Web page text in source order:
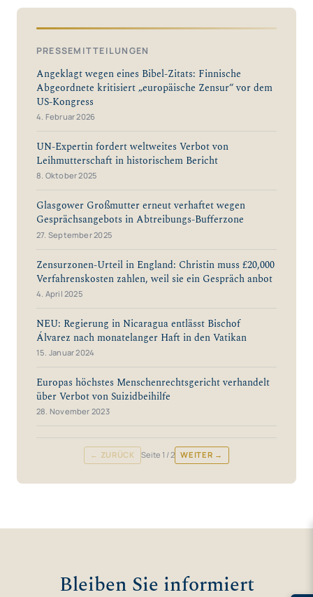
PRESSEMITTEILUNGEN
Angeklagt wegen eines Bibel-Zitats: Finnische
Abgeordnete kritisiert „europäische Zensur“ vor dem
US-Kongress
4. Februar 2026
UN-Expertin fordert weltweites Verbot von
Leihmutterschaft in historischem Bericht
8. Oktober 2025
Glasgower Großmutter erneut verhaftet wegen
Gesprächsangebots in Abtreibungs-Bufferzone
27. September 2025
Zensurzonen-Urteil in England: Christin muss £20,000
Verfahrenskosten zahlen, weil sie ein Gespräch anbot
4. April 2025
NEU: Regierung in Nicaragua entlässt Bischof
Álvarez nach monatelanger Haft in den Vatikan
15. Januar 2024
Europas höchstes Menschenrechtsgericht verhandelt
über Verbot von Suizidbeihilfe
28. November 2023
← ZURÜCK Seite 1 / 2 WEITER →
Bleiben Sie informiert